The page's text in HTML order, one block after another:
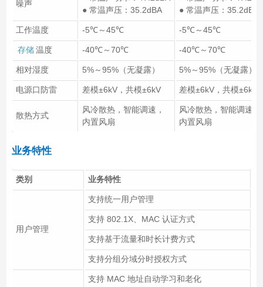
噪声
● 常温声压：35.2dBA
● 常温声压：35.2dBA
工作温度 -5℃～45℃ -5℃～45℃
存储 温度 -40℃～70℃ -40℃～70℃
相对湿度 5%～95%（无凝露） 5%～95%（无凝露）
电源口防雷 差模±6kV，共模±6kV 差模±6kV，共模±6kV
散热方式
风冷散热，智能调速，
内置风扇
风冷散热，智能调速，
内置风扇
业务特性
类别 业务特性
用户管理
支持统一用户管理
支持 802.1X、MAC 认证方式
支持基于流量和时长计费方式
支持分组分域分时授权方式
支持 MAC 地址自动学习和老化